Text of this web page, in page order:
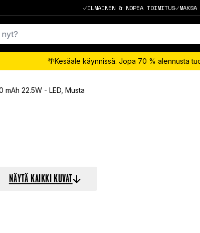
ILMAINEN & NOPEA TOIMITUS
🌴Kesäale käynnissä. Jopa 70 % alennusta
22.5W - LED, Musta
NÄYTÄ KAIKKI KUVAT